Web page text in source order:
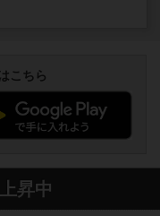
こちら
昇中